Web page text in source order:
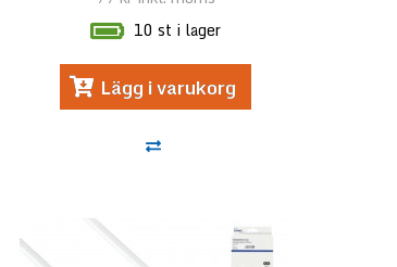
10 st i lager
Lägg i varukorg